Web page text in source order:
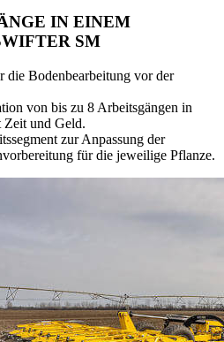
IN EINEM
SM
die Bodenbearbeitung vor der
von bis zu 8 Arbeitsgängen in
Zeit und Geld.
zur Anpassung der
für die jeweilige Pflanze.